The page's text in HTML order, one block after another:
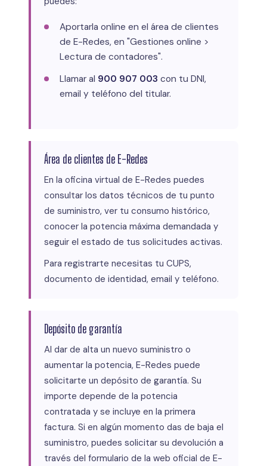
Aportarla online en el área de clientes
de E-Redes, en "Gestiones online >
Lectura de contadores".
Llamar al 900 907 003 con tu DNI,
email y teléfono del titular.
Área de clientes de E-Redes
En la oficina virtual de E-Redes puedes
consultar los datos técnicos de tu punto
de suministro, ver tu consumo histórico,
conocer la potencia máxima demandada y
seguir el estado de tus solicitudes activas.
Para registrarte necesitas tu CUPS,
documento de identidad, email y teléfono.
Depósito de garantía
Al dar de alta un nuevo suministro o
aumentar la potencia, E-Redes puede
solicitarte un depósito de garantía. Su
importe depende de la potencia
contratada y se incluye en la primera
factura. Si en algún momento das de baja el
suministro, puedes solicitar su devolución a
través del formulario de la web oficial de E-